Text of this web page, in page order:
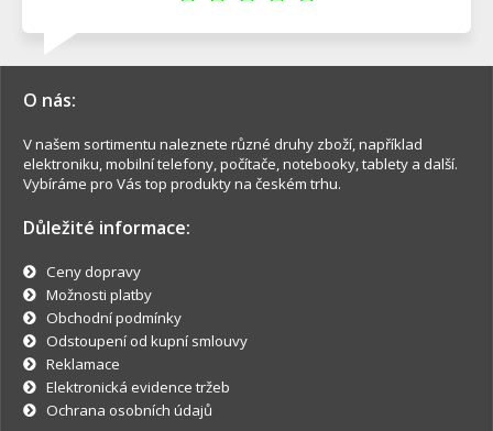
O nás:
V našem sortimentu naleznete různé druhy zboží, například
elektroniku, mobilní telefony, počítače, notebooky, tablety a další.
Vybíráme pro Vás top produkty na českém trhu.
Důležité informace:
Ceny dopravy
Možnosti platby
Obchodní podmínky
Odstoupení od kupní smlouvy
Reklamace
Elektronická evidence tržeb
Ochrana osobních údajů